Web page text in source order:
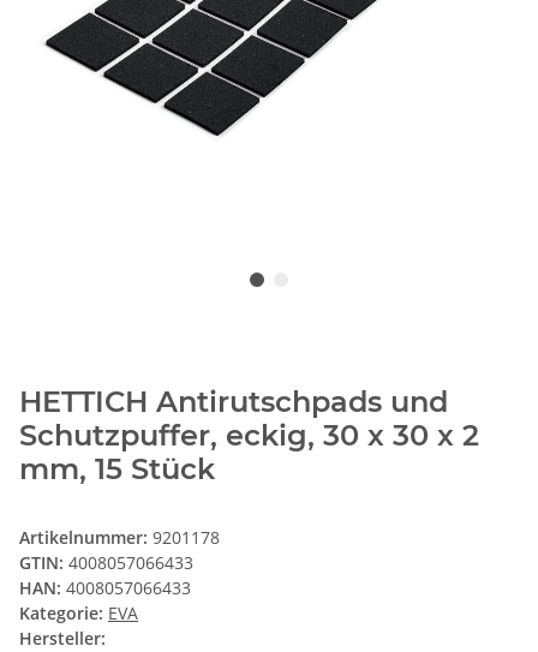
HETTICH Antirutschpads und
Schutzpuffer, eckig, 30 x 30 x 2
mm, 15 Stück
Artikelnummer: 9201178
GTIN: 4008057066433
HAN: 4008057066433
Kategorie: EVA
Hersteller: